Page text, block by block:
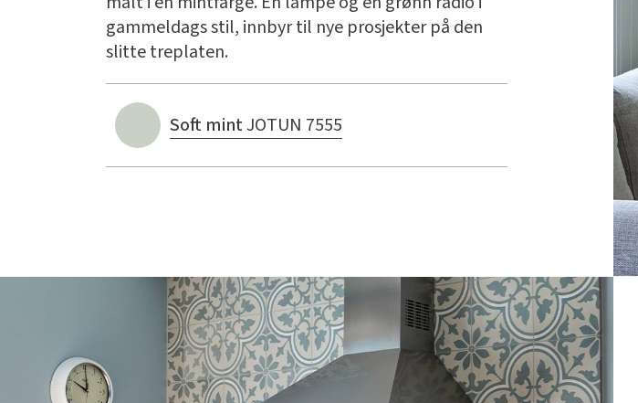
gammeldags stil, innbyr til nye prosjekter på den
slitte treplaten.
Soft mintJOTUN 7555